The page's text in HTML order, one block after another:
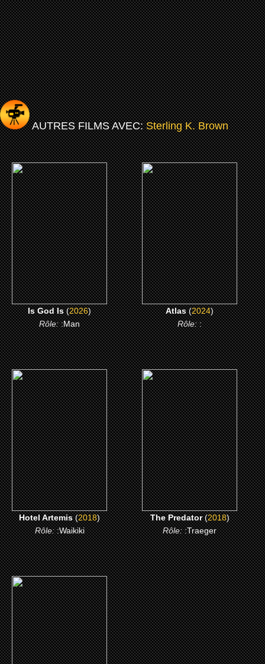
AUTRES FILMS AVEC:Sterling K. Brown
(2026)
Is God Is
CLICK ME
Is God Is(2026)
Rôle::Man
(2024)
Atlas
CLICK ME
Atlas(2024)
Rôle::
(2018)
Hotel Artemis
CLICK ME
Hotel Artemis(2018)
Rôle::Waikiki
(2018)
The Predator
CLICK ME
The Predator(2018)
Rôle::Traeger
(2002)
Brown Sugar